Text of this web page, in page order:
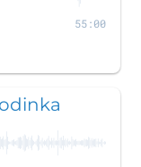
55:00